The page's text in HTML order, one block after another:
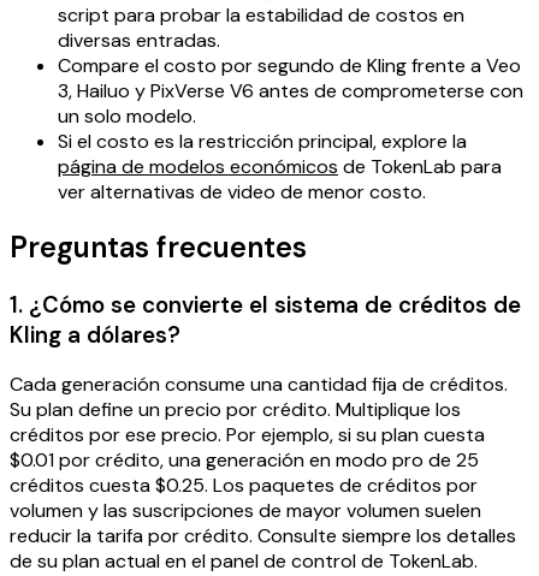
script para probar la estabilidad de costos en
diversas entradas.
Compare el costo por segundo de Kling frente a Veo
3, Hailuo y PixVerse V6 antes de comprometerse con
un solo modelo.
Si el costo es la restricción principal, explore la
página de modelos económicos de TokenLab para
ver alternativas de video de menor costo.
Preguntas frecuentes
1. ¿Cómo se convierte el sistema de créditos de
Kling a dólares?
Cada generación consume una cantidad fija de créditos.
Su plan define un precio por crédito. Multiplique los
créditos por ese precio. Por ejemplo, si su plan cuesta
$0.01 por crédito, una generación en modo pro de 25
créditos cuesta $0.25. Los paquetes de créditos por
volumen y las suscripciones de mayor volumen suelen
reducir la tarifa por crédito. Consulte siempre los detalles
de su plan actual en el panel de control de TokenLab.